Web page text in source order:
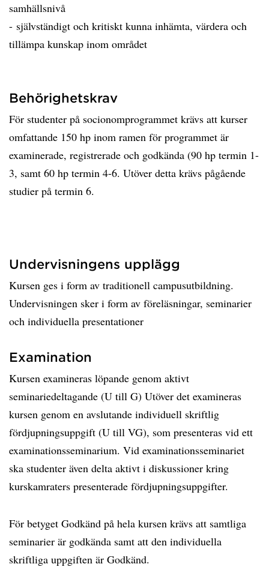
samhällsnivå
- självständigt och kritiskt kunna inhämta, värdera och
tillämpa kunskap inom området
Behörighetskrav
För studenter på socionomprogrammet krävs att kurser
omfattande 150 hp inom ramen för programmet är
examinerade, registrerade och godkända (90 hp termin 1-
3, samt 60 hp termin 4-6. Utöver detta krävs pågående
studier på termin 6.
Undervisningens upplägg
Kursen ges i form av traditionell campusutbildning.
Undervisningen sker i form av föreläsningar, seminarier
och individuella presentationer
Examination
Kursen examineras löpande genom aktivt
seminariedeltagande (U till G) Utöver det examineras
kursen genom en avslutande individuell skriftlig
fördjupningsuppgift (U till VG), som presenteras vid ett
examinationsseminarium. Vid examinationsseminariet
ska studenter även delta aktivt i diskussioner kring
kurskamraters presenterade fördjupningsuppgifter.
För betyget Godkänd på hela kursen krävs att samtliga
seminarier är godkända samt att den individuella
skriftliga uppgiften är Godkänd.